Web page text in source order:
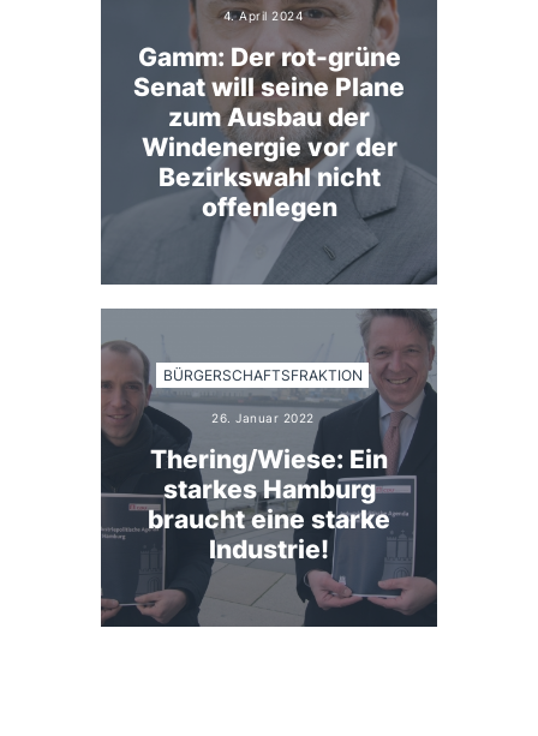
4. April 2024
Gamm: Der rot-grüne
Senat will seine Plane
zum Ausbau der
Windenergie vor der
Bezirkswahl nicht
offenlegen
BÜRGERSCHAFTSFRAKTION
26. Januar 2022
Thering/Wiese: Ein
starkes Hamburg
braucht eine starke
Industrie!